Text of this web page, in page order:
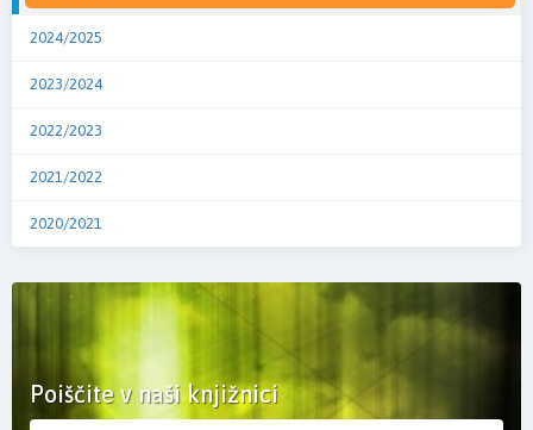
2024/2025
2023/2024
2022/2023
2021/2022
2020/2021
Poiščite v naši knjižnici